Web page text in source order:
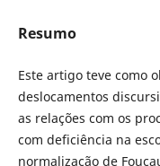
Resumo
Este artigo teve como
deslocamentos
as relações com os
com deficiência na
normalização de